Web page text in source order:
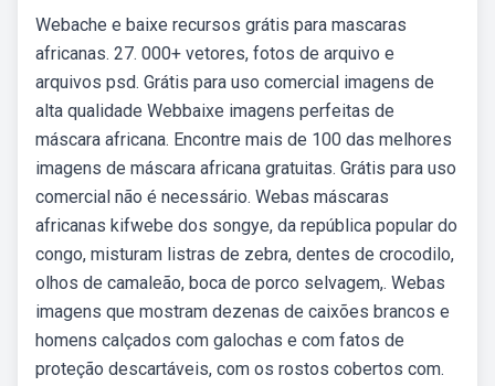
Webache e baixe recursos grátis para mascaras
africanas. 27. 000+ vetores, fotos de arquivo e
arquivos psd. Grátis para uso comercial imagens de
alta qualidade Webbaixe imagens perfeitas de
máscara africana. Encontre mais de 100 das melhores
imagens de máscara africana gratuitas. Grátis para uso
comercial não é necessário. Webas máscaras
africanas kifwebe dos songye, da república popular do
congo, misturam listras de zebra, dentes de crocodilo,
olhos de camaleão, boca de porco selvagem,. Webas
imagens que mostram dezenas de caixões brancos e
homens calçados com galochas e com fatos de
proteção descartáveis, com os rostos cobertos com.